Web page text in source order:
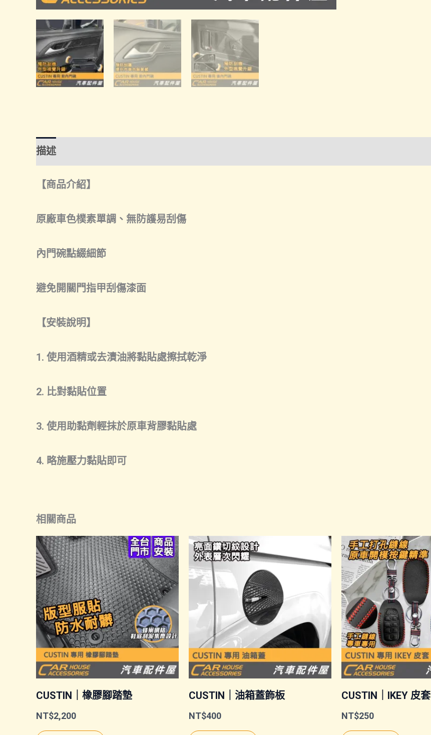
描述
【商品介紹】
原廠車色樸素單調、無防護易刮傷
內門碗點綴細節
避免開關門指甲刮傷漆面
【安裝說明】
1. 使用酒精或去漬油將黏貼處擦拭乾淨
2. 比對黏貼位置
3. 使用助黏劑輕抹於原車背膠黏貼處
4. 略施壓力黏貼即可
相關商品
CUSTIN｜橡膠腳踏墊
NT$2,200
CUSTIN｜油箱蓋飾板
NT$400
CUSTIN｜IKEY 皮套
NT$250